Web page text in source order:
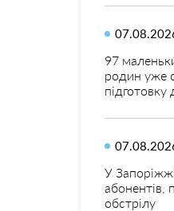
97
родин уже
У
абонентів,
обстрілу